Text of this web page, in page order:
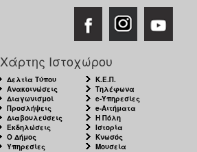
Χάρτης Ιστοχώρου
Δελτία Τύπου
Ανακοινώσεις
Διαγωνισμοί
Προσλήψεις
Διαβουλεύσεις
Εκδηλώσεις
Ο Δήμος
Υπηρεσίες
Κ.Ε.Π.
Τηλέφωνα
e-Υπηρεσίες
e-Αιτήματα
Η Πόλη
Ιστορία
Κνωσός
Μουσεία